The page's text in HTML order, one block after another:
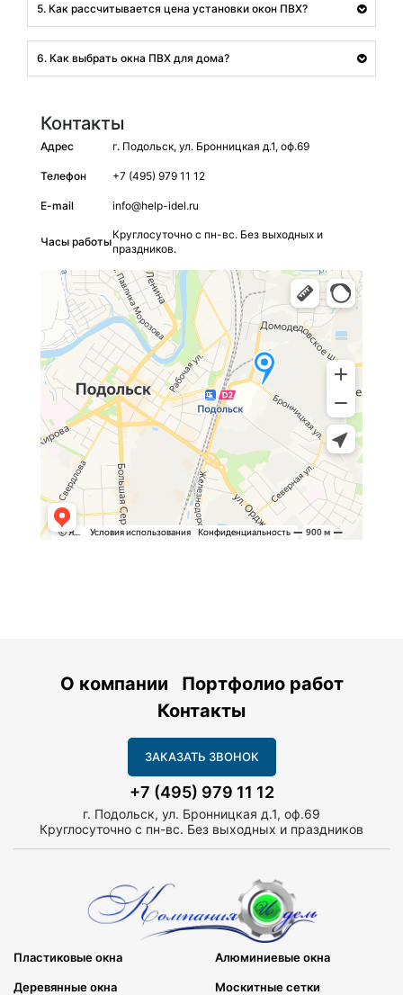
5. Как рассчитывается цена установки окон ПВХ?
6. Как выбрать окна ПВХ для дома?
Контакты
Адрес г. Подольск, ул. Бронницкая д.1, оф.69
Телефон +7 (495) 979 11 12
E-mail info@help-idel.ru
Часы работы
Круглосуточно с пн-вс. Без выходных и
праздников.
О компании
Портфолио работ
Контакты
ЗАКАЗАТЬ ЗВОНОК
+7 (495) 979 11 12
г. Подольск, ул. Бронницкая д.1, оф.69
Круглосуточно с пн-вс. Без выходных и праздников
Пластиковые окна Алюминиевые окна
Деревянные окна Москитные сетки